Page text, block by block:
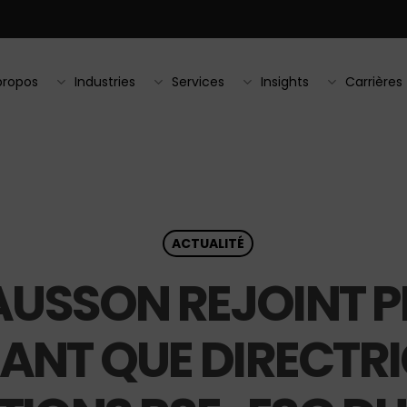
Industries Services Insights Carrières
ACTUALITÉ
REJOINT
QUE